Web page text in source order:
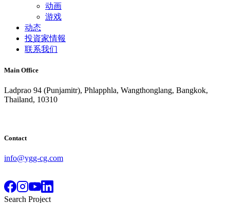
动画
游戏
动态
投資家情報
联系我们
Main Office
Ladprao 94 (Punjamitr), Phlapphla, Wangthonglang, Bangkok,
Thailand, 10310
Contact
info@ygg-cg.com
Search Project